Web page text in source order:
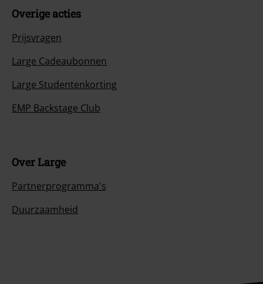
Overige acties
Prijsvragen
Large Cadeaubonnen
Large Studentenkorting
EMP Backstage Club
Over Large
Partnerprogramma's
Duurzaamheid